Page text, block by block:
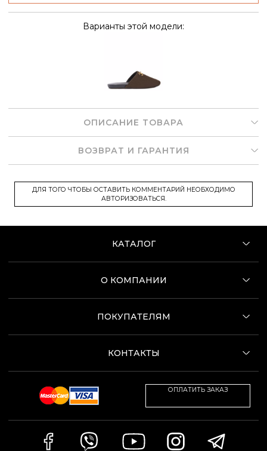
Варианты этой модели:
ОПИСАНИЕ ТОВАРА
ВОЗВРАТ И ГАРАНТИЯ
ДЛЯ ТОГО ЧТОБЫ ОСТАВИТЬ КОММЕНТАРИЙ НЕОБХОДИМО
АВТОРИЗОВАТЬСЯ.
КАТАЛОГ
О КОМПАНИИ
ПОКУПАТЕЛЯМ
КОНТАКТЫ
ОПЛАТИТЬ ЗАКАЗ